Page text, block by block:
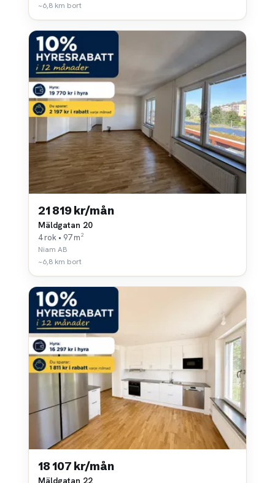
~6,8 km bort
21 819 kr/mån
Mäldgatan 20
4 rok • 97 m²
Niam AB
~6,8 km bort
18 107 kr/mån
Mäldgatan 22